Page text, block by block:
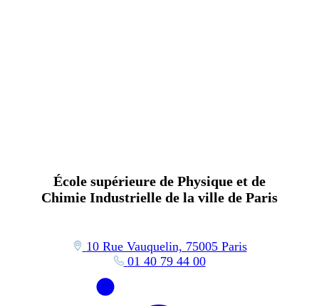
École supérieure de Physique et de
Chimie Industrielle de la ville de Paris
10 Rue Vauquelin, 75005 Paris
01 40 79 44 00